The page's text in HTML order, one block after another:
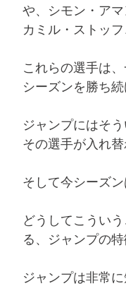
や、シモン・ア
カミル・ストッ
これらの選手は
シーズンを勝ち続
ジャンプにはそ
その選手が入れ替
そして今シーズン
どうしてこうい
る、ジャンプの
ジャンプは非常